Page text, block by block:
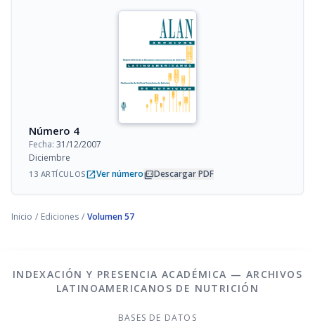
Número 4
Fecha: 31/12/2007
Diciembre
13 ARTÍCULOSopen_in_newVer númeropicture_as_pdfDescargar PDF
Inicio / Ediciones / Volumen 57
INDEXACIÓN Y PRESENCIA ACADÉMICA — ARCHIVOS
LATINOAMERICANOS DE NUTRICIÓN
BASES DE DATOS